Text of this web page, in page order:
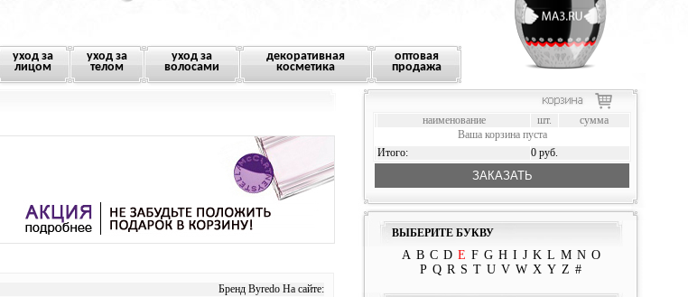
уход за
лицом
уход за
телом
уход за
волосами
декоративная
косметика
оптовая
продажа
Бренд Byredo На сайте:
наименование шт.
сумма
Ваша корзина пуста
Итого:
0 руб.
ЗАКАЗАТЬ
ВЫБЕРИТЕ БУКВУ
A B C D E F G H I J K L M N O
P Q R S T U V W X Y Z #